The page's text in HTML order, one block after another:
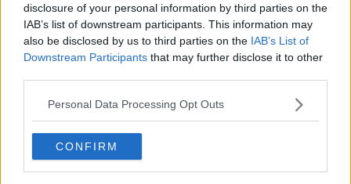
disclosure of your personal information by third parties on the
IAB’s list of downstream participants. This information may
also be disclosed by us to third parties on the IAB’s List of
Downstream Participants that may further disclose it to other
Personal Data Processing Opt Outs
CONFIRM
e pure se serve si uccide.
Quindi per questo ne parlo in modo da mettere tutto nero su bianco
e se gli succederà qualcosa avrò memoria dei singoli
comportamenti tenuti.
Salvatore Calleri